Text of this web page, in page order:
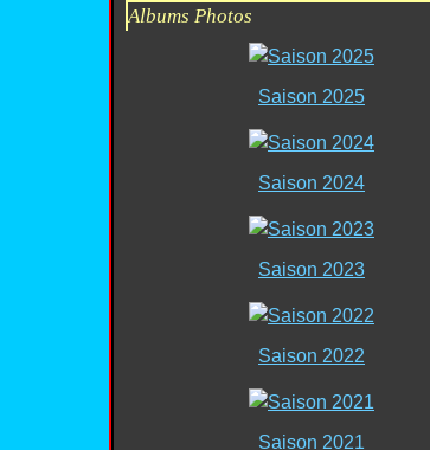
Albums Photos
Saison 2025
Saison 2024
Saison 2023
Saison 2022
Saison 2021